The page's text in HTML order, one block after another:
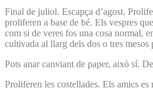
Final de juliol. Escapça d’agost.
proliferen a base de bé. Els vespres
com si de veres fos una cosa normal,
cultivada al llarg dels dos o tres
Pots anar canviant de paper, això sí.
Proliferen les costellades. Els amics